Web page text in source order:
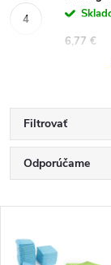
6,77 €
Filtrovať
R
a
d
Odporúčame
Najpredávanejšie